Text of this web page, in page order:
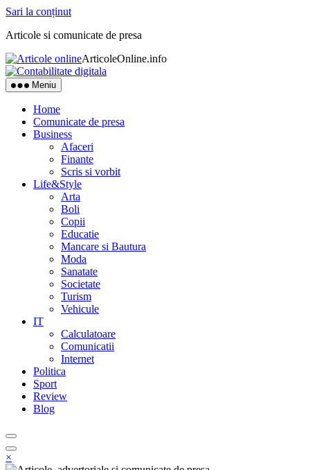
Sari la conținut
Articole si comunicate de presa
ArticoleOnline.info
Meniu
Home
Comunicate de presa
Business
Afaceri
Finante
Scris si vorbit
Life&Style
Arta
Boli
Copii
Educatie
Mancare si Bautura
Moda
Sanatate
Societate
Turism
Vehicule
IT
Calculatoare
Comunicatii
Internet
Politica
Sport
Review
Blog
×